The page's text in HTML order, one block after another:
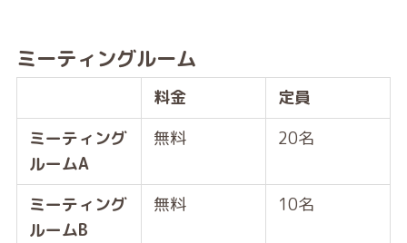
ミーティングルーム
料金
定員
ミーティング
ルームA
無料 20名
ミーティング
ルームB
無料 10名